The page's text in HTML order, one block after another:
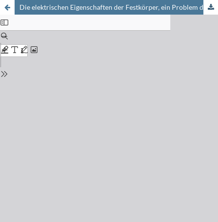
Die elektrischen Eigenschaften der Festkörper, ein Problem der chemischen Bindung